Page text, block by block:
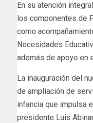
En su atención
los componentes de
como
Necesidades
además de apoyo en
La inauguración del
de ampliación de
infancia que impulsa
presidente Luis